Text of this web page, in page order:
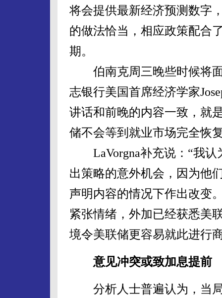
将会提供最新经济预测数字
的做法恰当，相应政策配合
期。
伯南克周三晚些时候将面
志银行美国首席经济学家
讲话和前晚的内容一致，就
储不会等到就业市场完全恢
LaVorgna补充说：“我认
出策略的意外机会，因为他
声明内容的情况下作出改变
紧张情绪，外加已经获悉美
境令美联储更容易就此进行
意见冲突或致加息提前
分析人士普遍认为，当局